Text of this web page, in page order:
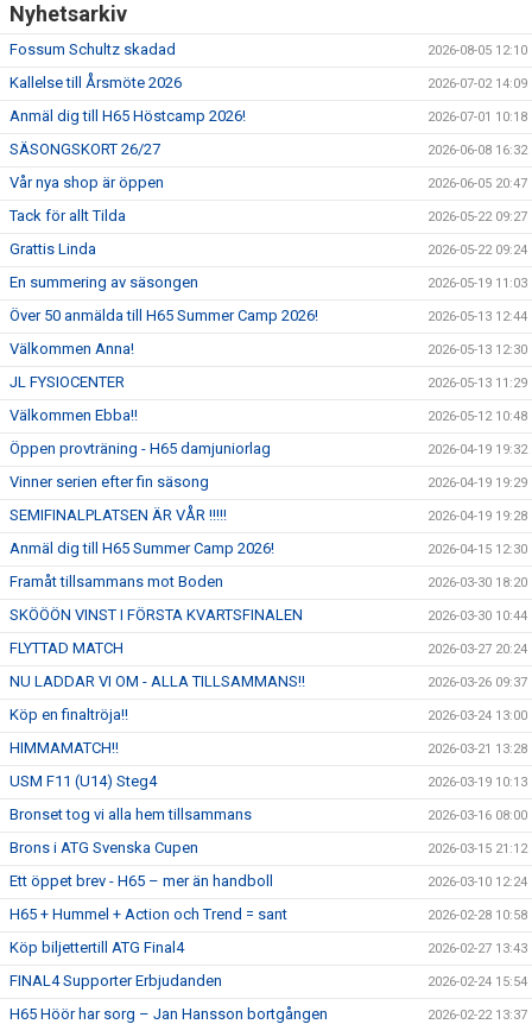
JL FYSIOCENTER
IDROTTSFÖRSÄKRINGAR
Nyhetsarkiv
Fossum Schultz skadad 2026-08-05 12:10
Kallelse till Årsmöte 2026 2026-07-02 14:09
Anmäl dig till H65 Höstcamp 2026! 2026-07-01 10:18
SÄSONGSKORT 26/27 2026-06-08 16:32
Vår nya shop är öppen 2026-06-05 20:47
Tack för allt Tilda 2026-05-22 09:27
Grattis Linda 2026-05-22 09:24
En summering av säsongen 2026-05-19 11:03
Över 50 anmälda till H65 Summer Camp 2026! 2026-05-13 12:44
Välkommen Anna! 2026-05-13 12:30
JL FYSIOCENTER 2026-05-13 11:29
Välkommen Ebba!! 2026-05-12 10:48
Öppen provträning - H65 damjuniorlag 2026-04-19 19:32
Vinner serien efter fin säsong 2026-04-19 19:29
SEMIFINALPLATSEN ÄR VÅR !!!!! 2026-04-19 19:28
Anmäl dig till H65 Summer Camp 2026! 2026-04-15 12:30
Framåt tillsammans mot Boden 2026-03-30 18:20
SKÖÖÖN VINST I FÖRSTA KVARTSFINALEN 2026-03-30 10:44
FLYTTAD MATCH 2026-03-27 20:24
NU LADDAR VI OM - ALLA TILLSAMMANS!! 2026-03-26 09:37
Köp en finaltröja!! 2026-03-24 13:00
HIMMAMATCH!! 2026-03-21 13:28
USM F11 (U14) Steg4 2026-03-19 10:13
Bronset tog vi alla hem tillsammans 2026-03-16 08:00
Brons i ATG Svenska Cupen 2026-03-15 21:12
Ett öppet brev - H65 – mer än handboll 2026-03-10 12:24
H65 + Hummel + Action och Trend = sant 2026-02-28 10:58
Köp biljettertill ATG Final4 2026-02-27 13:43
FINAL4 Supporter Erbjudanden 2026-02-24 15:54
H65 Höör har sorg – Jan Hansson bortgången 2026-02-22 13:37